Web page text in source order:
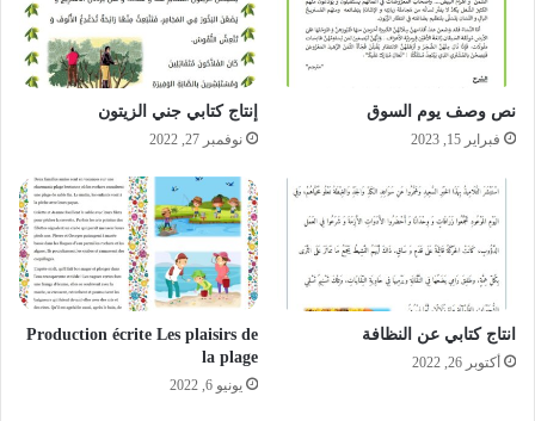
نص وصف يوم السوق
فبراير 15, 2023
إنتاج كتابي جني الزيتون
نوفمبر 27, 2022
انتاج كتابي عن النظافة
أكتوبر 26, 2022
Production écrite Les plaisirs de
la plage
يونيو 6, 2022